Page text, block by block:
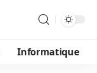
Informatique